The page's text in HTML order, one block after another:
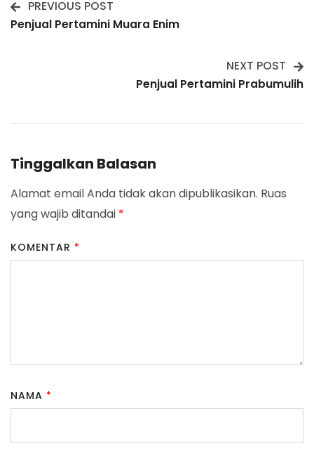
Post
PREVIOUS POST
Penjual Pertamini Muara Enim
NEXT POST
Penjual Pertamini Prabumulih
Tinggalkan Balasan
Alamat email Anda tidak akan dipublikasikan. Ruas
yang wajib ditandai *
KOMENTAR *
NAMA *